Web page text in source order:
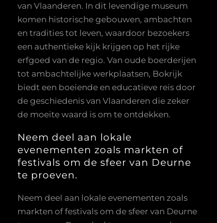
van Vlaanderen. In dit levendige museum
komen historische gebouwen, ambachten
en tradities tot leven, waardoor bezoekers
een authentieke kijk krijgen op het rijke
erfgoed van de regio. Van oude boerderijen
tot ambachtelijke werkplaatsen, Bokrijk
biedt een boeiende en educatieve reis door
de geschiedenis van Vlaanderen die zeker
de moeite waard is om te ontdekken.
Neem deel aan lokale
evenementen zoals markten of
festivals om de sfeer van Deurne
te proeven.
Neem deel aan lokale evenementen zoals
markten of festivals om de sfeer van Deurne